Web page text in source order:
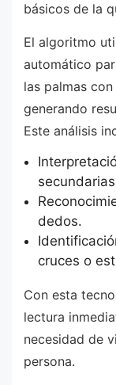
básicos de la
El algoritmo
automático
las palmas
generando
Este análisis
dedos.
cruces o
Con esta
lectura
necesidad de
persona.